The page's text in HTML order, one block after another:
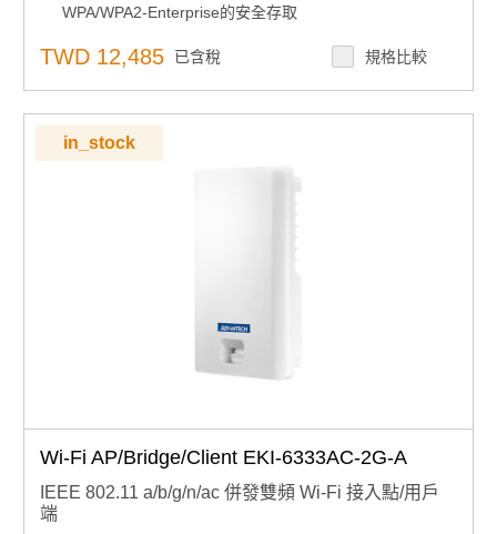
WPA/WPA2-Enterprise的安全存取
支援雙頻2.4/5GHz同時連接
符合IP67防水防塵標準，適用於惡劣環境
TWD 12,485 已含稅 規格比較
in_stock
Wi-Fi AP/Bridge/Client EKI-6333AC-2G-A
IEEE 802.11 a/b/g/n/ac 併發雙頻 Wi-Fi 接入點/用戶
端